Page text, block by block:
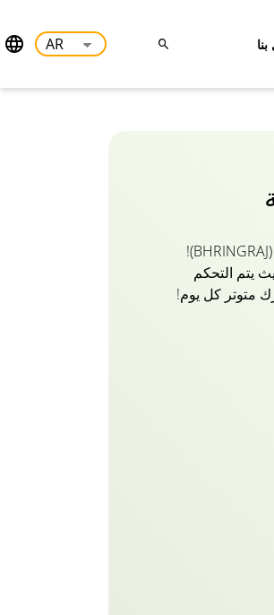
احتضن الإحساس الفاخر بالألوة و eclipta السجود (BHRINGRAJ)!
يتم التحكم
متوتر كل يوم!
المقوي
تغذي